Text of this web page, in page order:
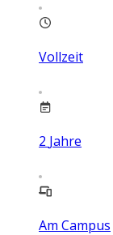
Vollzeit
2 Jahre
Am Campus